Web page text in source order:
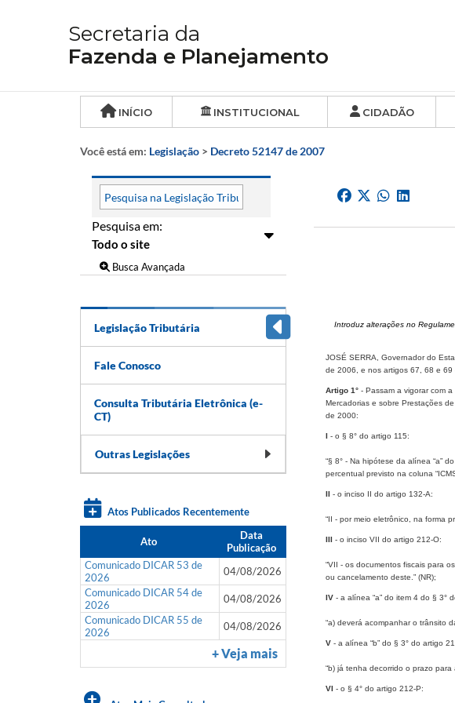
Secretaria da
Fazenda e Planejamento
INÍCIO INSTITUCIONAL CIDADÃO
Você está em: Legislação > Decreto 52147 de 2007
Pesquisa em:
Busca Avançada
Legislação Tributária
Fale Conosco
Consulta Tributária Eletrônica (e-
CT)
Outras Legislações
Atos Publicados Recentemente
Ato
Data
Publicação
Comunicado DICAR 53 de
2026
04/08/2026
Comunicado DICAR 54 de
2026
04/08/2026
Comunicado DICAR 55 de
2026
04/08/2026
+ Veja mais
Introduz alterações no
JOSÉ SERRA, Governador do
de 2006, e nos artigos 67, 68 e 69
Artigo 1°- Passam a vigorar com a
Mercadorias e sobre Prestações
de 2000:
I - o § 8° do artigo 115:
“§ 8° - Na hipótese da alínea “a”
percentual previsto na coluna
II - o inciso II do artigo 132-A:
“II - por meio eletrônico, na forma
III - o inciso VII do artigo 212-O:
“VII - os documentos fiscais para
ou cancelamento deste.” (NR);
IV - a alínea “a” do item 4 do § 3°
“a) deverá acompanhar o trânsito
V - a alínea “b” do § 3° do artigo
“b) já tenha decorrido o prazo
VI - o § 4° do artigo 212-P: